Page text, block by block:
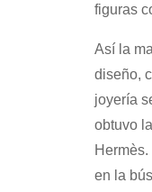
figuras
Así la
diseño,
joyería
obtuvo
en la